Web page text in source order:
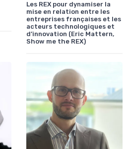
Les REX pour dynamiser la
mise en relation entre les
entreprises françaises et les
acteurs technologiques et
d’innovation (Eric Mattern,
Show me the REX)